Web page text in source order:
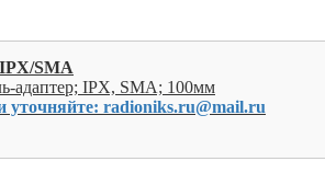
IPX/SMA
адаптер; IPX, SMA; 100мм
уточняйте: radioniks.ru@mail.ru